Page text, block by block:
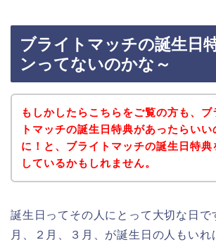
ブライトマッチの誕生日
ンってないのかな～
もしかしたらこちらをご覧の方も、ブ
トマッチの誕生日特典があったらいい
に！と、ブライトマッチの誕生日特典
しているかもしれません。
誕生日ってその人にとって大切な日で
月、２月、３月、が誕生日の人もいれ